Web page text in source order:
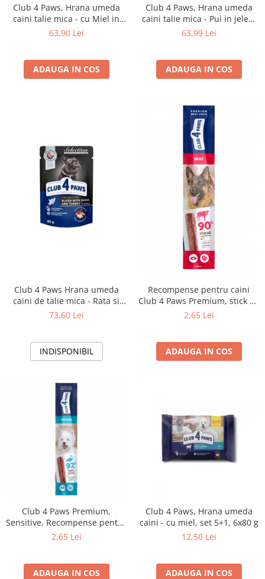
Club 4 Paws, Hrana umeda
caini talie mica - cu Miel in
sos, set 24*100g
63,90 Lei
ADAUGA IN COS
Club 4 Paws, Hrana umeda
caini talie mica - Pui in jeleu,
set 24x100g
63,99 Lei
ADAUGA IN COS
Club 4 Paws Hrana umeda
caini de talie mica - Rata si
curcan, set 24*100g
73,60 Lei
INDISPONIBIL
Recompense pentru caini
Club 4 Paws Premium, stick cu
vita, 12g
2,65 Lei
ADAUGA IN COS
Club 4 Paws Premium,
Sensitive, Recompense pentru
caini, stick cu somon, 12g
2,65 Lei
ADAUGA IN COS
Club 4 Paws, Hrana umeda
caini - cu miel, set 5+1, 6x80 g
12,50 Lei
ADAUGA IN COS